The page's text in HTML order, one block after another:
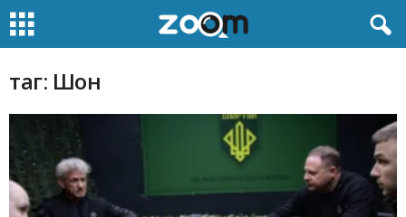
таг: Шон